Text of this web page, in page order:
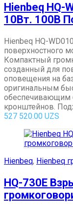
Hienbeq HQ-
10Вт. 100В
Hienbeq HQ-
поверхностного
Компактный
созданный для
оповещения на
оригинальным
обеспечивающим
кронштейнов.
527 520.00 UZS
Hienbeq, Hienbeq
HQ-730E